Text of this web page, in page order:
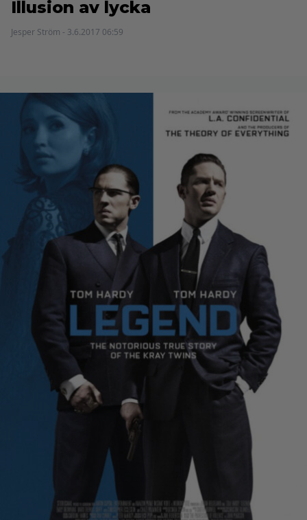
Illusion av lycka
Jesper Ström - 3.6.2017 06:59